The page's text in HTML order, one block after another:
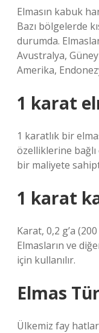
Elmasın kabuk
Bazı bölgelerde
durumda.
Avustralya,
Amerika,
1 karat
1 karatlık bir
özelliklerine bağlı
bir maliyete
1 karat
Karat, 0,2 g’a
Elmasların ve
için kullanılır.
Elmas
Ülkemiz fay